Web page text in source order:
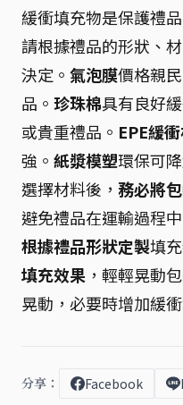
緩衝填充物是保護禮
請根據禮品的形狀、
決定。 氣泡膜價格親
品。 珍珠棉具有良好
或貴重禮品。 EPE緩
強。 紙漿模塑環保可
選擇材料後， 務必將
避免禮品在運輸過程
根據禮品形狀定製填
填充效果 ，輕輕晃動
晃動，必要時增加緩
分享： Facebook